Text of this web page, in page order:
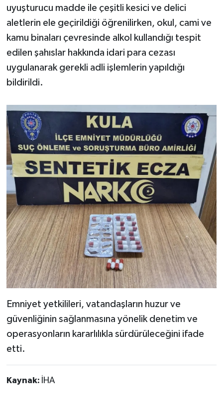
uyuşturucu madde ile çeşitli kesici ve delici
aletlerin ele geçirildiği öğrenilirken, okul, cami ve
kamu binaları çevresinde alkol kullandığı tespit
edilen şahıslar hakkında idari para cezası
uygulanarak gerekli adli işlemlerin yapıldığı
bildirildi.
Emniyet yetkilileri, vatandaşların huzur ve
güvenliğinin sağlanmasına yönelik denetim ve
operasyonların kararlılıkla sürdürüleceğini ifade
etti.
Kaynak: İHA